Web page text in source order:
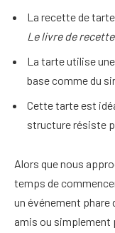
La recette de
Le livre de
La tarte utilise
base comme du
Cette tarte est
structure résiste
Alors que nous
temps de
un événement phare
amis ou simplement